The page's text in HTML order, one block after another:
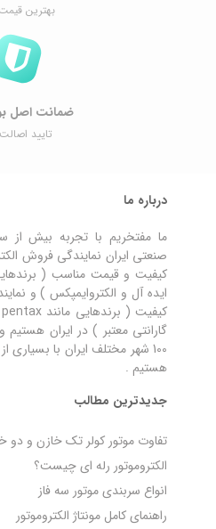
بهترین قیمت
ضمانت اصل
تایید اصالت
درباره ما
ما مفتخریم با تجربه بیش از
صنعتی ایران نمایندگی فروش
ایده آل و الکتروایمپکس ) و
گارانتی معتبر ) در ایران هستیم
100 شهر مختلف ایران با بسیاری
هستیم .
جدیدترین مطالب
تفاوت موتور کولر تک خازن و دو
الکتروموتور رله‌ ای چیست؟
انواع سربندی موتور سه فاز
راهنمای کامل مونتاژ الکتروموتور